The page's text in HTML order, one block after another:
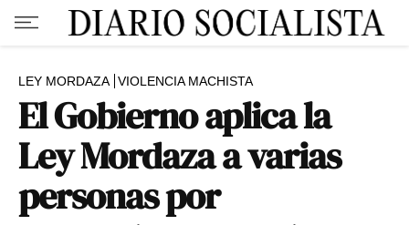
LEY MORDAZA VIOLENCIA MACHISTA
El Gobierno aplica la
Ley Mordaza a varias
personas por